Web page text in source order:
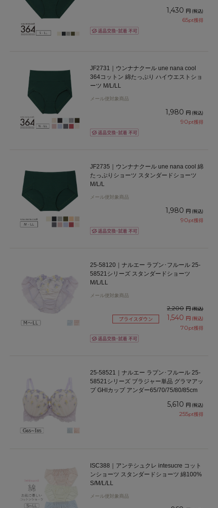
1,430 円 (税込)
65pt獲得
JF2731｜ウンナナクール une nana cool
364コットン 綿たっぷり ハイウエストショ
ーツ M/L/LL
メール便対象商品
1,980 円 (税込)
90pt獲得
JF2735｜ウンナナクール une nana cool 綿
たっぷりショーツ スタンダードショーツ
M/L/L
メール便対象商品
1,980 円 (税込)
90pt獲得
25-58120｜ナルエー ラプン･フルール 25-
58521シリーズ スタンダードショーツ
M/L/LL
メール便対象商品
2,200 円(税込)
プライスダウン 1,540 円 (税込)
70pt獲得
25-58521｜ナルエー ラプン･フルール 25-
58521シリーズ ブラジャー単品 グラマアッ
プ GHIカップ アンダー65/70/75/80/85cm
5,610 円 (税込)
255pt獲得
ISC388｜アンテシュクレ intesucre コット
ンショーツ スタンダードショーツ 綿100%
S/M/L/LL
メール便対象商品